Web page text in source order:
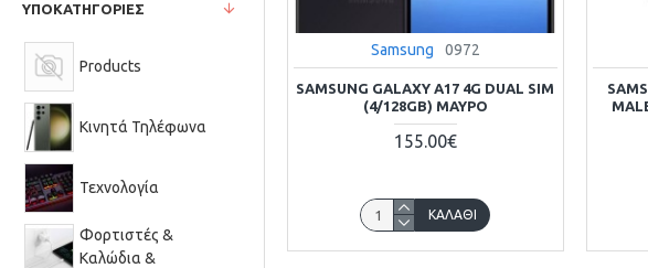
ΥΠΟΚΑΤΗΓΟΡΊΕΣ
Products
Κινητά Τηλέφωνα
Τεχνολογία
Φορτιστές &
Καλώδια &
Samsung 0972
SAMSUNG GALAXY A17 4G DUAL SIM
(4/128GB) ΜΑΎΡΟ
155.00€
ΚΑΛΆΘΙ